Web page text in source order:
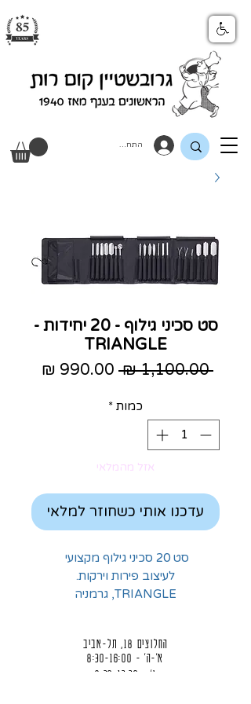
התחבר
סט סכיני גילוף - 20 יחידות -
TRIANGLE
‏1,100.00 ‏₪
מחיר
כמות *
אזל מהמלאי
עדכנו אותי כשחוזר למלאי
סט 20 סכיני גילוף מקצועי
לעיצוב פירות וירקות.
TRIANGLE, גרמניה
החלוצים 18, תל-אביב
א'-ה' - 8:30-16:00
ו' - 8:30-13:30